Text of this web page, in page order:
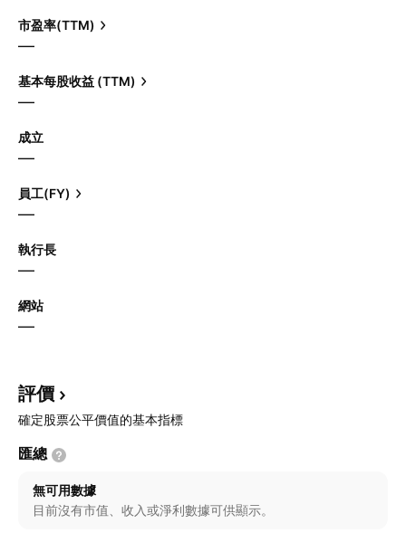
市盈率(TTM)
—
基本每股收益 (TTM)
—
成立
—
員工(FY)
—
執行長
—
網站
—
評價
確定股票公平價值的基本指標
匯總
無可用數據
目前沒有市值、收入或淨利數據可供顯示。